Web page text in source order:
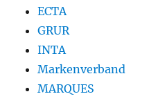
ECTA
GRUR
INTA
Markenverband
MARQUES